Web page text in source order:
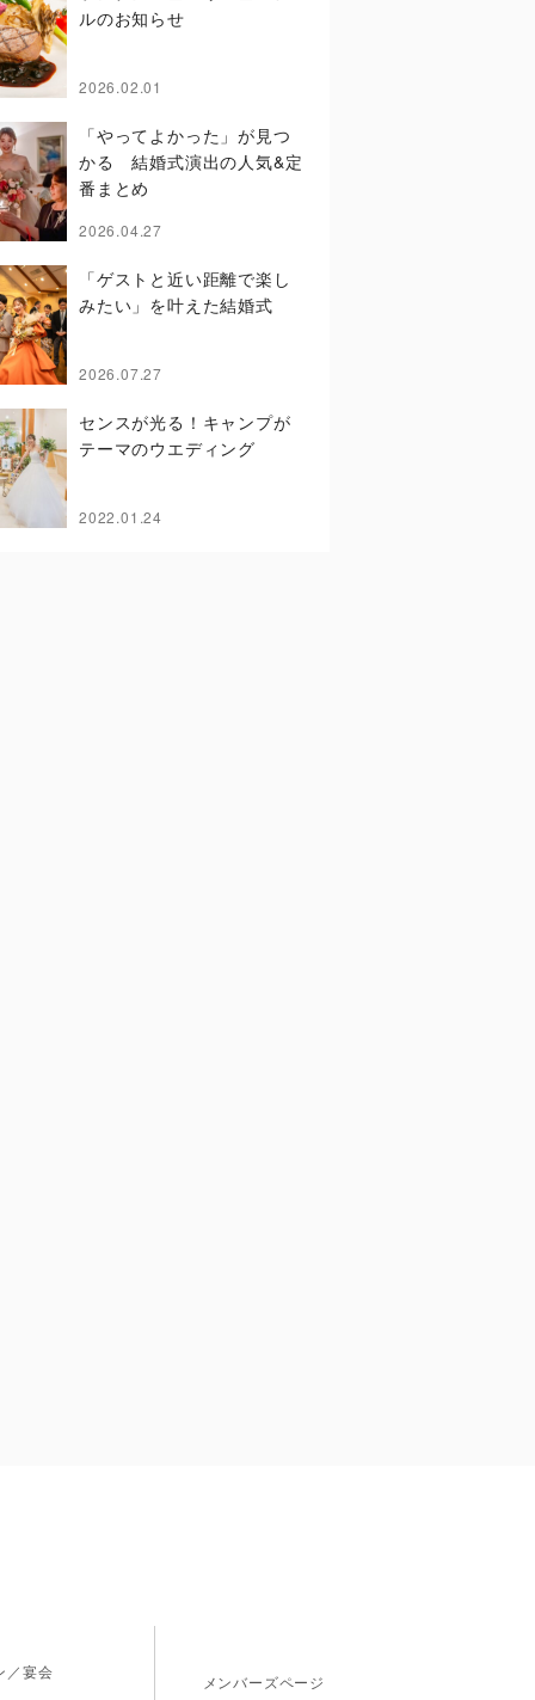
ルのお知らせ
2026.02.01
「やってよかった」が見つ
かる 結婚式演出の人気&定
番まとめ
2026.04.27
「ゲストと近い距離で楽し
みたい」を叶えた結婚式
2026.07.27
センスが光る！キャンプが
テーマのウエディング
2022.01.24
／宴会
メンバーズページ